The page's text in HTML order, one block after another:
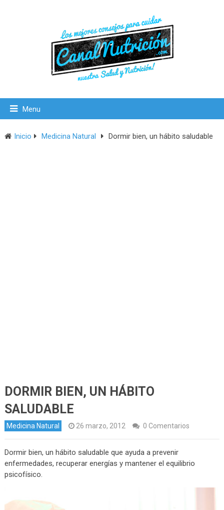
Menu
Inicio Medicina Natural Dormir bien, un hábito saludable
DORMIR BIEN, UN HÁBITO
SALUDABLE
Medicina Natural 26 marzo, 2012 0 Comentarios
Dormir bien, un hábito saludable que ayuda a prevenir
enfermedades, recuperar energías y mantener el equilibrio
psicofísico.